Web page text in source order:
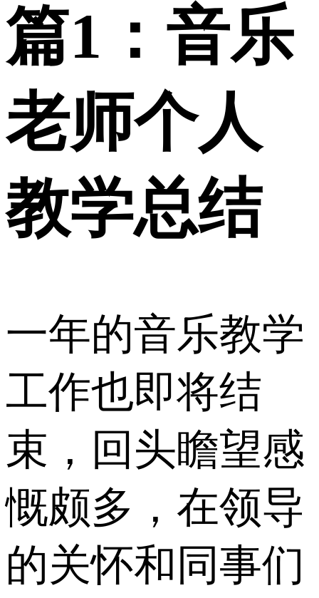
篇1：音乐
老师个人
教学总结
一年的音乐教学
工作也即将结
束，回头瞻望感
慨颇多，在领导
的关怀和同事们